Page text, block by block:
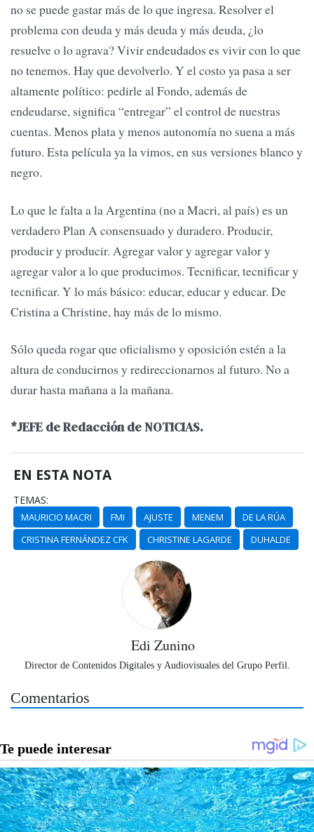
no se puede gastar más de lo que ingresa. Resolver el
problema con deuda y más deuda y más deuda, ¿lo
resuelve o lo agrava? Vivir endeudados es vivir con lo que
no tenemos. Hay que devolverlo. Y el costo ya pasa a ser
altamente político: pedirle al Fondo, además de
endeudarse, significa “entregar” el control de nuestras
cuentas. Menos plata y menos autonomía no suena a más
futuro. Esta película ya la vimos, en sus versiones blanco y
negro.
Lo que le falta a la Argentina (no a Macri, al país) es un
verdadero Plan A consensuado y duradero. Producir,
producir y producir. Agregar valor y agregar valor y
agregar valor a lo que producimos. Tecnificar, tecnificar y
tecnificar. Y lo más básico: educar, educar y educar. De
Cristina a Christine, hay más de lo mismo.
Sólo queda rogar que oficialismo y oposición estén a la
altura de conducirnos y redireccionarnos al futuro. No a
durar hasta mañana a la mañana.
*JEFE de Redacción de NOTICIAS.
EN ESTA NOTA
TEMAS:
MAURICIO MACRI FMI AJUSTE MENEM
DE LA RÚA
CRISTINA FERNÁNDEZ CFK
CHRISTINE LAGARDE DUHALDE
Edi Zunino
Director de Contenidos Digitales y Audiovisuales del Grupo Perfil.
Comentarios